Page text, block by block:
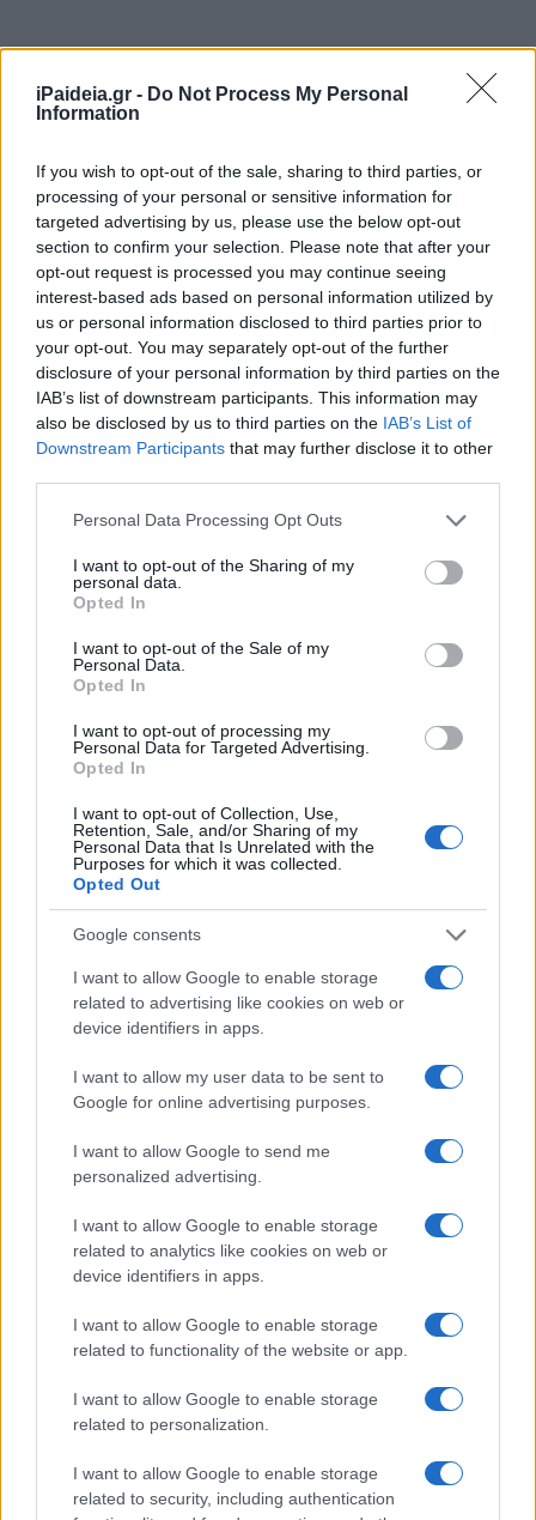
iPaideia.gr - Do Not Process My Personal
Information
If you wish to opt-out of the sale, sharing to third parties, or
processing of your personal or sensitive information for
targeted advertising by us, please use the below opt-out
section to confirm your selection. Please note that after your
opt-out request is processed you may continue seeing
interest-based ads based on personal information utilized by
us or personal information disclosed to third parties prior to
your opt-out. You may separately opt-out of the further
disclosure of your personal information by third parties on the
IAB’s list of downstream participants. This information may
also be disclosed by us to third parties on the IAB’s List of
Downstream Participants that may further disclose it to other
Please note that this website/app uses one or more Google
not limited to your visit or usage behaviour. You may click to
grant or deny consent to Google and its third-party tags to
use your data for below specified purposes in below Google
consent section.
Personal Data Processing Opt Outs
I want to opt-out of the Sharing of my
personal data.
Opted In
I want to opt-out of the Sale of my
Personal Data.
Opted In
I want to opt-out of processing my
Personal Data for Targeted Advertising.
Opted In
I want to opt-out of Collection, Use,
Retention, Sale, and/or Sharing of my
Personal Data that Is Unrelated with the
Purposes for which it was collected.
Opted Out
Google consents
I want to allow Google to enable storage
related to advertising like cookies on web or
device identifiers in apps.
I want to allow my user data to be sent to
Google for online advertising purposes.
I want to allow Google to send me
personalized advertising.
I want to allow Google to enable storage
related to analytics like cookies on web or
device identifiers in apps.
I want to allow Google to enable storage
related to functionality of the website or app.
I want to allow Google to enable storage
related to personalization.
I want to allow Google to enable storage
related to security, including authentication
Ο φορολογούμενος δεν έχει δυνατότητα παρέμβασης σε
άλλα πεδία ή κωδικούς της δήλωσης.
Η διαδικασία περιορίζεται αποκλειστικά στην προσθήκη
των αναδρομικών ποσών που έχουν προσυμπληρωθεί
Πότε εκδίδεται νέο εκκαθαριστικό
Μετά την οριστική υποβολή της τροποποιητικής
Εάν από τη νέα εκκαθάριση προκύπτει επιπλέον φόρος,
δημιουργείται αυτόματα νέα ταυτότητα οφειλής.
καταβληθεί έως τις 31 Ιανουαρίου 2027.
από την εκκαθάριση της τροποποιητικής δήλωσης για τα
αναδρομικά.
Γιατί δηλώνονται στο έτος που ανάγονται
Σύμφωνα με το ισχύον πλαίσιο, οι αναδρομικές
αποδοχές δηλώνονται στο φορολογικό έτος στο οποίο
ανάγονται.
Δεν δηλώνονται δηλαδή στο έτος κατά το οποίο
καταβλήθηκαν, αλλά στο έτος στο οποίο αντιστοιχούν οι
Για τον λόγο αυτό, αναδρομικά που εισπράχθηκαν το